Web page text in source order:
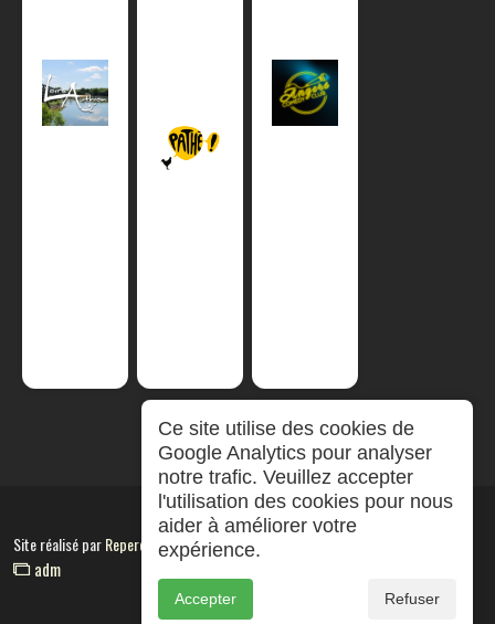
Site réalisé parRepereCom
adm
Ce site utilise des cookies de
Google Analytics pour analyser
notre trafic. Veuillez accepter
l'utilisation des cookies pour nous
aider à améliorer votre
expérience.
Accepter Refuser